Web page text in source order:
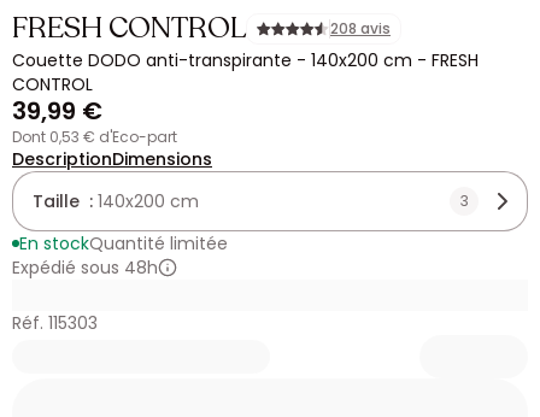
FRESH CONTROL 208 avis
Couette DODO anti-transpirante - 140x200 cm - FRESH
CONTROL
39,99 €
dont 0,53 € d'Eco-part
DescriptionDimensions
Taille : 140x200 cm 3
En stockQuantité limitée
Expédié sous 48h
Réf. 115303